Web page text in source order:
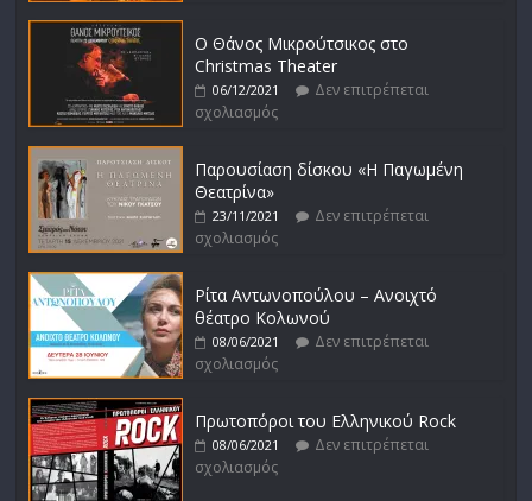
Ο Θάνος Μικρούτσικος στο
Christmas Theater
06/12/2021
Δεν επιτρέπεται
σχολιασμός
Παρουσίαση δίσκου «Η Παγωμένη
Θεατρίνα»
23/11/2021
Δεν επιτρέπεται
σχολιασμός
Ρίτα Αντωνοπούλου – Ανοιχτό
θέατρο Κολωνού
08/06/2021
Δεν επιτρέπεται
σχολιασμός
Πρωτοπόροι του Ελληνικού Rock
08/06/2021
Δεν επιτρέπεται
σχολιασμός